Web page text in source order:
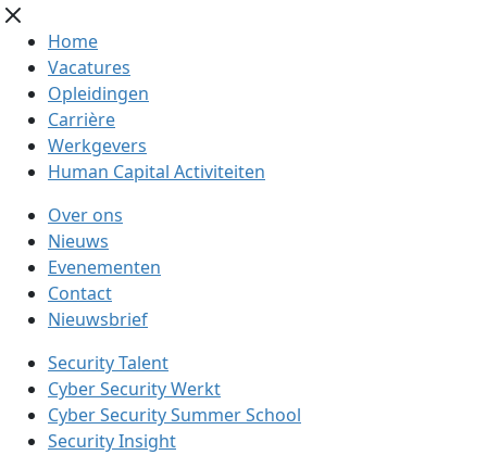
Home
Vacatures
Opleidingen
Carrière
Werkgevers
Human Capital Activiteiten
Over ons
Nieuws
Evenementen
Contact
Nieuwsbrief
Security Talent
Cyber Security Werkt
Cyber Security Summer School
Security Insight